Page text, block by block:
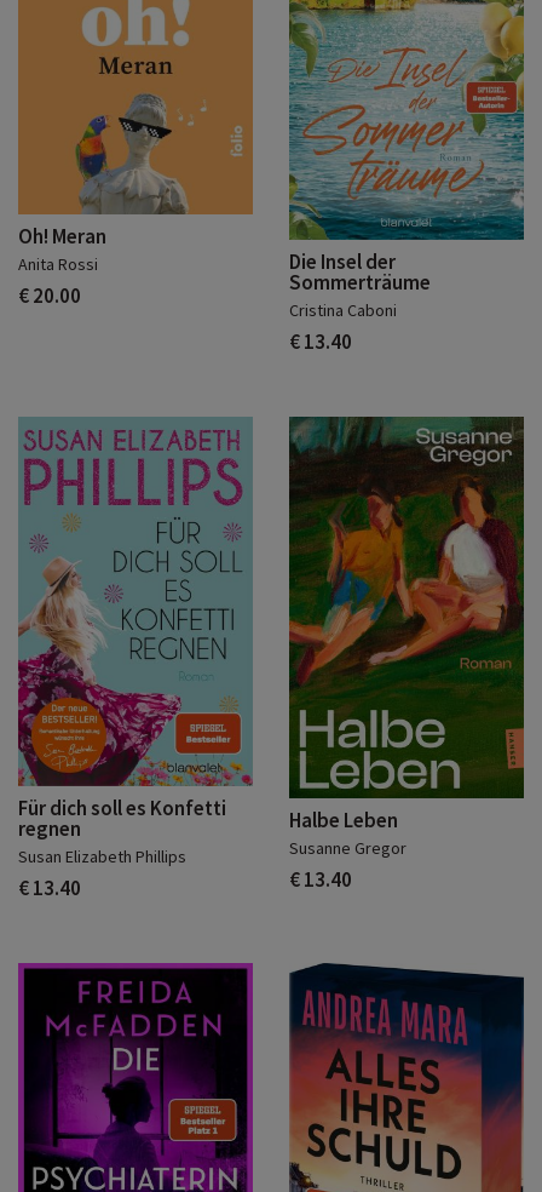
Oh! Meran
Anita Rossi
€ 20.00
Die Insel der
Sommerträume
Cristina Caboni
€ 13.40
Für dich soll es Konfetti
regnen
Susan Elizabeth Phillips
€ 13.40
Halbe Leben
Susanne Gregor
€ 13.40